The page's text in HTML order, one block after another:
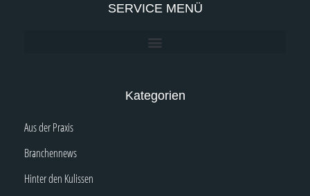
SERVICE MENÜ
Kategorien
Aus der Praxis
Branchennews
Hinter den Kulissen